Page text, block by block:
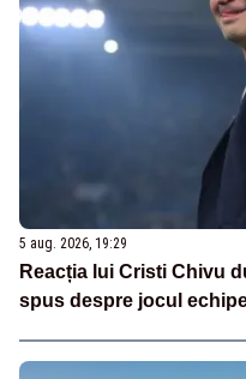
5 aug. 2026, 19:29
Reacția lui Cristi Chivu
spus despre jocul